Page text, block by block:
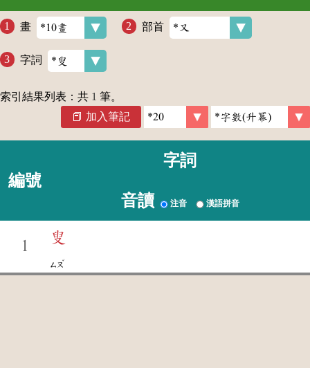
畫 部首
字詞
索引結果列表：共 1 筆。
加入筆記
編號
字詞
音讀 注音 漢語拼音
1
叟
ㄙㄡ
ˇ